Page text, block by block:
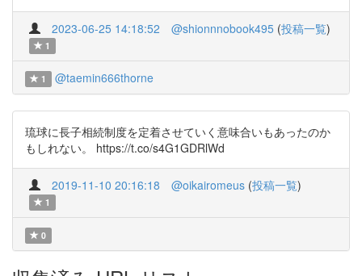
2023-06-25 14:18:52 @shionnnobook495 (投稿一覧)
1
1 @taemin666thorne
琉球に長子相続制度を定着させていく意味合いもあったのか
もしれない。 https://t.co/s4G1GDRlWd
2019-11-10 20:16:18 @oikairomeus (投稿一覧)
1
0